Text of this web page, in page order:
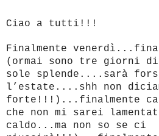
Ciao a tutti!!!
Finalmente
(ormai sono tre giorni
sole splende....sarà
l’estate....shh non
forte!!!)...finalmente
che non mi sarei
caldo...ma non so se ci